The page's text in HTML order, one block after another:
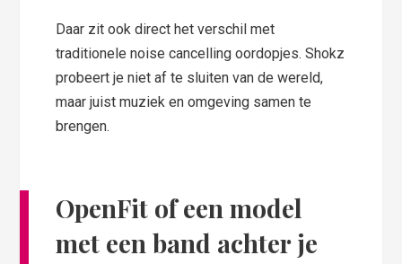
Daar zit ook direct het verschil met
traditionele noise cancelling oordopjes. Shokz
probeert je niet af te sluiten van de wereld,
maar juist muziek en omgeving samen te
brengen.
OpenFit of een model
met een band achter je